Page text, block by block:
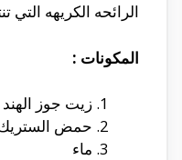
الرائحه الكريهه التي
المكونات :
زيت جوز الهند
حمض الستريك
ماء